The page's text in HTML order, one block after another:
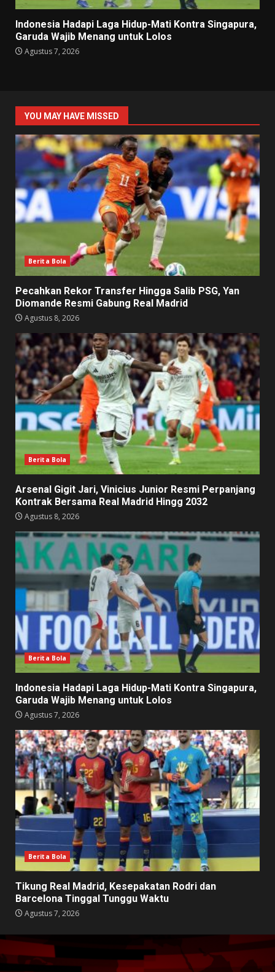
Indonesia Hadapi Laga Hidup-Mati Kontra Singapura,
Garuda Wajib Menang untuk Lolos
Agustus 7, 2026
YOU MAY HAVE MISSED
Berita Bola
Pecahkan Rekor Transfer Hingga Salib PSG, Yan
Diomande Resmi Gabung Real Madrid
Agustus 8, 2026
Berita Bola
Arsenal Gigit Jari, Vinicius Junior Resmi Perpanjang
Kontrak Bersama Real Madrid Hingg 2032
Agustus 8, 2026
Berita Bola
Indonesia Hadapi Laga Hidup-Mati Kontra Singapura,
Garuda Wajib Menang untuk Lolos
Agustus 7, 2026
Berita Bola
Tikung Real Madrid, Kesepakatan Rodri dan
Barcelona Tinggal Tunggu Waktu
Agustus 7, 2026